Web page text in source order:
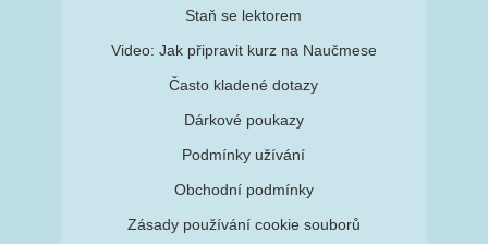
Staň se lektorem
Video: Jak připravit kurz na Naučmese
Často kladené dotazy
Dárkové poukazy
Podmínky užívání
Obchodní podmínky
Zásady používání cookie souborů